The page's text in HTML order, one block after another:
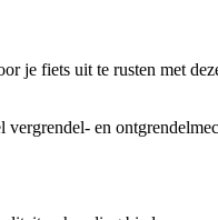
je fiets uit te rusten met
en